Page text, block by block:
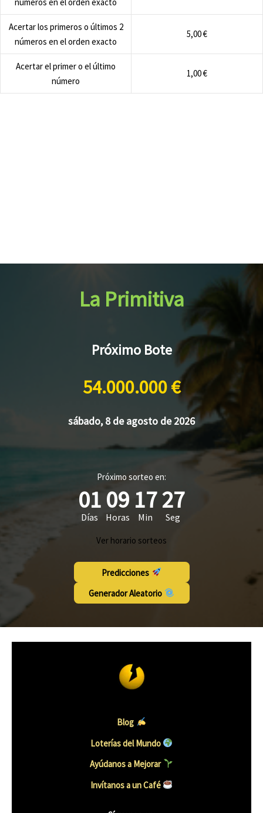
Acertar los primeros o últimos 2
números en el orden exacto
5,00 €
Acertar el primer o el último
número
1,00 €
La Primitiva
Próximo Bote
54.000.000 €
sábado, 8 de agosto de 2026
Próximo sorteo en:
01
Días
09
Horas
17
Min
27
Seg
Ver horario sorteos
Predicciones
Generador Aleatorio
Blog
Loterías del Mundo
Ayúdanos a Mejorar
Invítanos a un Café